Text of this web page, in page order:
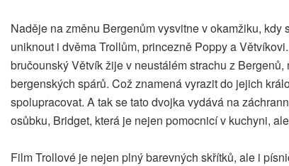
Naděje na změnu Bergenům vysvitne v okamžiku,
uniknout i dvěma Trollům, princezně Poppy a
bručounský Větvík žije v neustálém strachu z
bergenských spárů. Což znamená vyrazit do jejich
spolupracovat. A tak se tato dvojka vydává na
osůbku, Bridget, která je nejen pomocnicí v kuchyni,
Film Trollové je nejen plný barevných skřítků, ale i